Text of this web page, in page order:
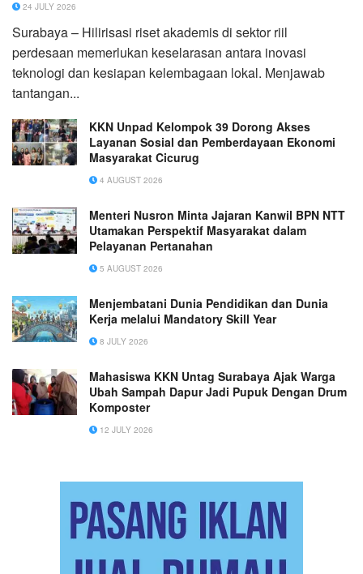
24 JULY 2026
Surabaya – Hilirisasi riset akademis di sektor riil
perdesaan memerlukan keselarasan antara inovasi
teknologi dan kesiapan kelembagaan lokal. Menjawab
tantangan...
KKN Unpad Kelompok 39 Dorong Akses
Layanan Sosial dan Pemberdayaan Ekonomi
Masyarakat Cicurug
4 AUGUST 2026
Menteri Nusron Minta Jajaran Kanwil BPN NTT
Utamakan Perspektif Masyarakat dalam
Pelayanan Pertanahan
5 AUGUST 2026
Menjembatani Dunia Pendidikan dan Dunia
Kerja melalui Mandatory Skill Year
8 JULY 2026
Mahasiswa KKN Untag Surabaya Ajak Warga
Ubah Sampah Dapur Jadi Pupuk Dengan Drum
Komposter
12 JULY 2026